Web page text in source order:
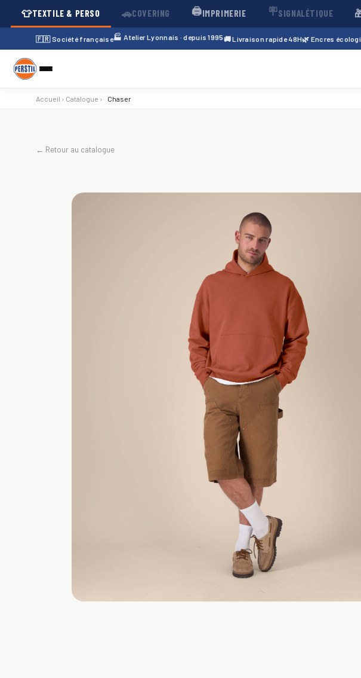
👕TEXTILE & PERSO 🚗COVERING 🖨️IMPRIMERIE 🪧SIGNALÉTIQUE
🇫🇷 Société française🏭 Atelier Lyonnais · depuis 1995🚚 Livraison rapide 48H🌿 Encres
Accueil › Catalogue › Chaser
← Retour au catalogue